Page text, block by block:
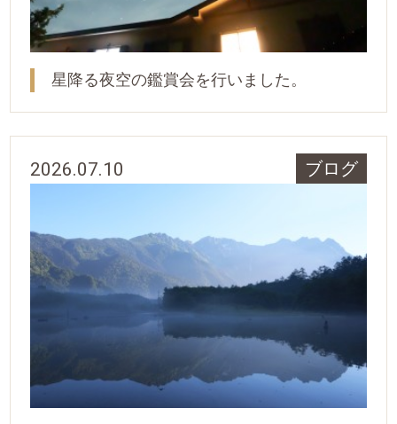
星降る夜空の鑑賞会を行いました。
2026.07.10 ブログ